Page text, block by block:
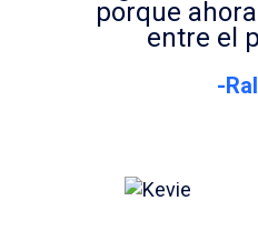
porque
entre el
-